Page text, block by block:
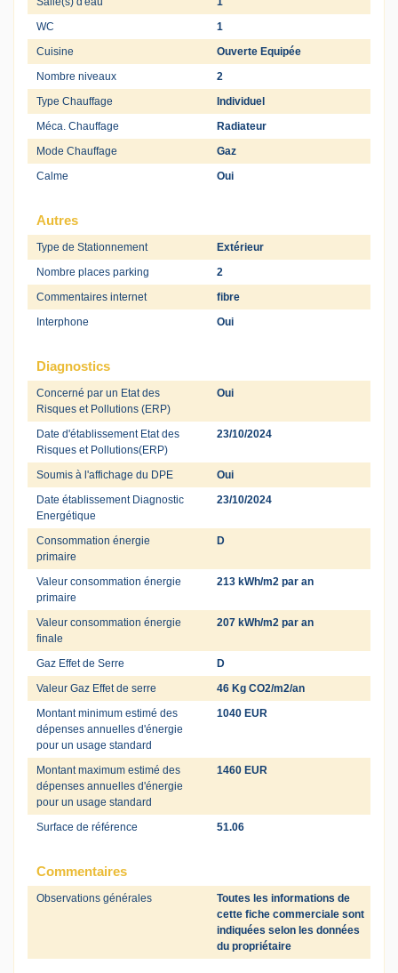
WC
1
Cuisine
Ouverte Equipée
Nombre niveaux
2
Type Chauffage
Individuel
Méca. Chauffage
Radiateur
Mode Chauffage
Gaz
Calme
Oui
Autres
Type de Stationnement
Extérieur
Nombre places parking
2
Commentaires internet
fibre
Interphone
Oui
Diagnostics
Concerné par un Etat des
Risques et Pollutions (ERP)
Oui
Date d'établissement Etat des
Risques et Pollutions(ERP)
23/10/2024
Soumis à l'affichage du DPE
Oui
Date établissement Diagnostic
Energétique
23/10/2024
Consommation énergie
primaire
D
Valeur consommation énergie
primaire
213 kWh/m2 par an
Valeur consommation énergie
finale
207 kWh/m2 par an
Gaz Effet de Serre
D
Valeur Gaz Effet de serre
46 Kg CO2/m2/an
Montant minimum estimé des
dépenses annuelles d'énergie
pour un usage standard
1040 EUR
Montant maximum estimé des
dépenses annuelles d'énergie
pour un usage standard
1460 EUR
Surface de référence 51.06
Commentaires
Observations générales
Toutes les informations de
cette fiche commerciale sont
indiquées selon les données
du propriétaire